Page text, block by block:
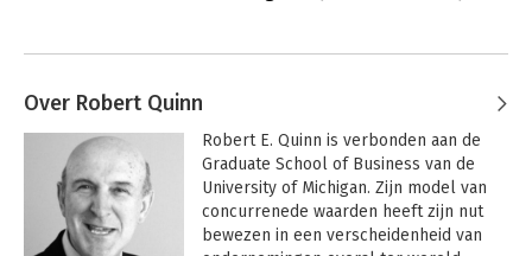
Over Robert Quinn
Robert E. Quinn is verbonden aan de
Graduate School of Business van de
University of Michigan. Zijn model van
concurrenede waarden heeft zijn nut
bewezen in een verscheidenheid van